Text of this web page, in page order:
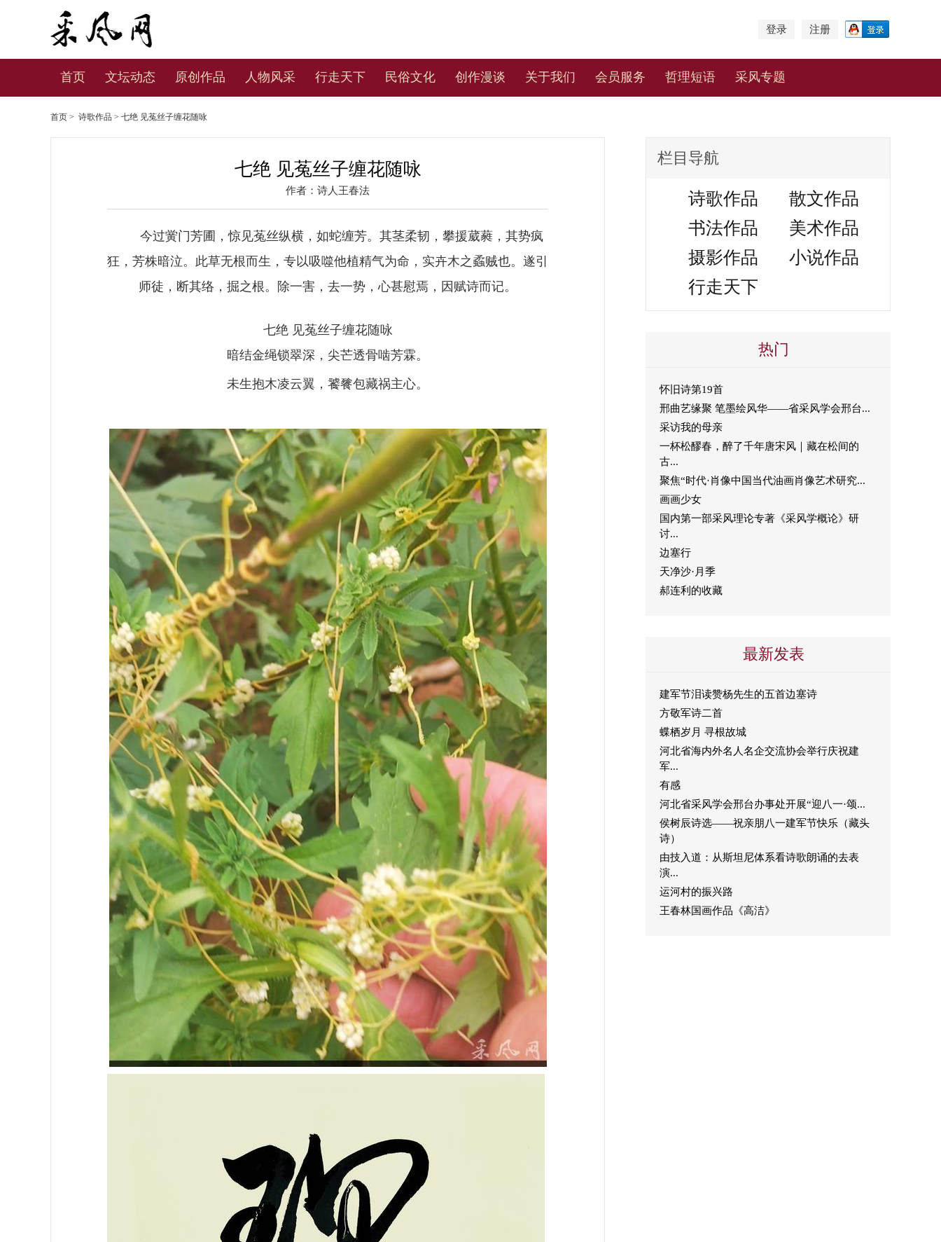
注册
登录
首页 文坛动态 原创作品 人物风采 行走天下 民俗文化 创作漫谈 关于我们 会员服务 哲理短语 采风专题
首页 > 诗歌作品 > 七绝 见菟丝子缠花随咏
七绝 见菟丝子缠花随咏
作者： 诗人王春法
今过黉门芳圃，惊见菟丝纵横，如蛇缠芳。其茎柔韧，攀援葳蕤，其势疯
狂，芳株暗泣。此草无根而生，专以吸噬他植精气为命，实卉木之蟊贼也。遂引
师徒，断其络，掘之根。除一害，去一势，心甚慰焉，因赋诗而记。
七绝 见菟丝子缠花随咏
暗结金绳锁翠深，尖芒透骨啮芳霖。
未生抱木凌云翼，饕餮包藏祸主心。
栏目导航
诗歌作品
散文作品
书法作品
美术作品
摄影作品
小说作品
行走天下
热门
怀旧诗第19首
邢曲艺缘聚 笔墨绘风华——省采风学会邢台...
采访我的母亲
一杯松醪春，醉了千年唐宋风｜藏在松间的
古...
聚焦“时代·肖像中国当代油画肖像艺术研究...
画画少女
国内第一部采风理论专著《采风学概论》研
讨...
边塞行
天净沙·月季
郝连利的收藏
最新发表
建军节泪读赞杨先生的五首边塞诗
方敬军诗二首
蝶栖岁月 寻根故城
河北省海内外名人名企交流协会举行庆祝建
军...
有感
河北省采风学会邢台办事处开展“迎八一·颂...
侯树辰诗选——祝亲朋八一建军节快乐（藏头
诗）
由技入道：从斯坦尼体系看诗歌朗诵的去表
演...
运河村的振兴路
王春林国画作品《高洁》